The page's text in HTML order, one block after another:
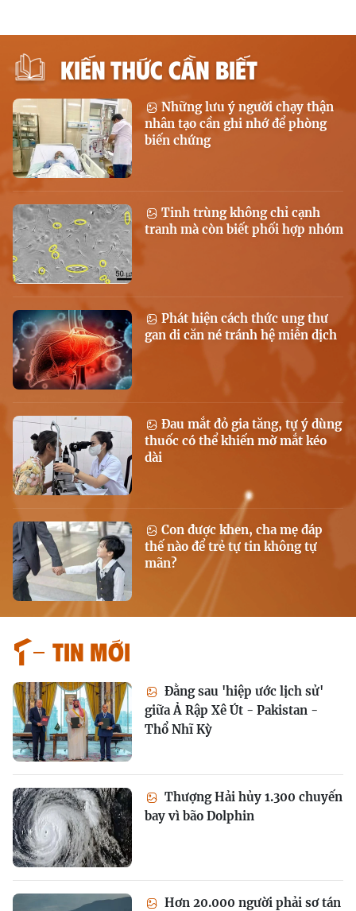
KIẾN THỨC CẦN BIẾT
Những lưu ý người chạy thận
nhân tạo cần ghi nhớ để phòng
biến chứng
Tinh trùng không chỉ cạnh
tranh mà còn biết phối hợp nhóm
Phát hiện cách thức ung thư
gan di căn né tránh hệ miễn dịch
Đau mắt đỏ gia tăng, tự ý dùng
thuốc có thể khiến mờ mắt kéo
dài
Con được khen, cha mẹ đáp
thế nào để trẻ tự tin không tự
mãn?
Tin mới
Đằng sau 'hiệp ước lịch sử'
giữa Ả Rập Xê Út - Pakistan -
Thổ Nhĩ Kỳ
Thượng Hải hủy 1.300 chuyến
bay vì bão Dolphin
Hơn 20.000 người phải sơ tán